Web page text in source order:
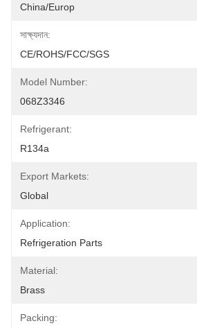
China/Europ
সাক্ষ্যদান:
CE/ROHS/FCC/SGS
Model Number:
068Z3346
Refrigerant:
R134a
Export Markets:
Global
Application:
Refrigeration Parts
Material:
Brass
Packing: